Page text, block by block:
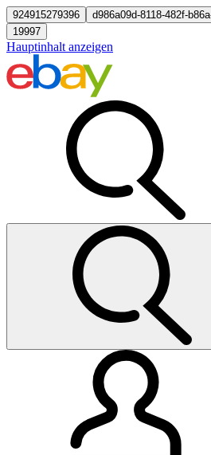
924915279396
d986a09d-8118-482f-
19997
Hauptinhalt anzeigen